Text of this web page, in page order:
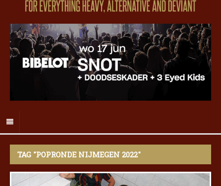
TAG "POPRONDE NIJMEGEN 2022"